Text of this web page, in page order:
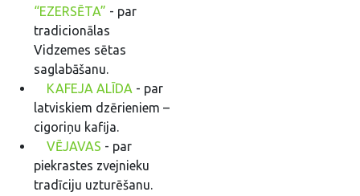
“EZERSĒTA” - par
tradicionālas
Vidzemes sētas
saglabāšanu.
KAFEJA ALĪDA - par
latviskiem dzērieniem –
cigoriņu kafija.
VĒJAVAS - par
piekrastes zvejnieku
tradīciju uzturēšanu.